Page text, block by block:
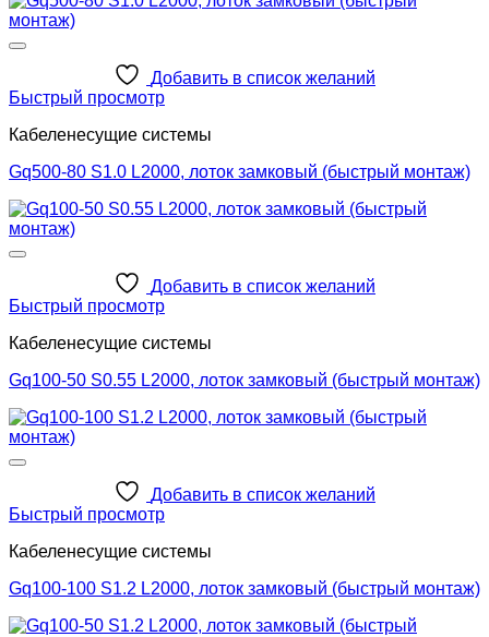
Добавить в список желаний
Быстрый просмотр
Кабеленесущие системы
Gq500-80 S1.0 L2000, лоток замковый (быстрый монтаж)
Добавить в список желаний
Быстрый просмотр
Кабеленесущие системы
Gq100-50 S0.55 L2000, лоток замковый (быстрый монтаж)
Добавить в список желаний
Быстрый просмотр
Кабеленесущие системы
Gq100-100 S1.2 L2000, лоток замковый (быстрый монтаж)